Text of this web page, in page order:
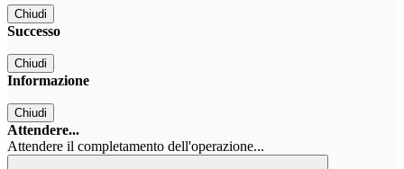
Chiudi
Successo
Chiudi
Informazione
Chiudi
Attendere...
Attendere il completamento dell'operazione...